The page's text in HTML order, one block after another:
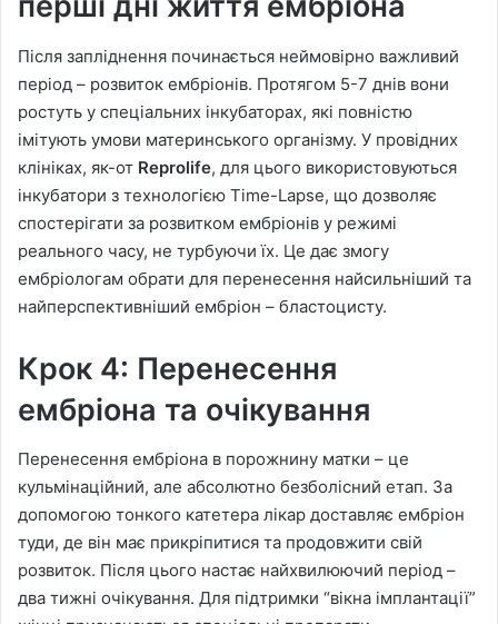
Після запліднення починається неймовірно важливий
період – розвиток ембріонів. Протягом 5-7 днів вони
ростуть у спеціальних інкубаторах, які повністю
імітують умови материнського організму. У провідних
клініках, як-от Reprolife, для цього використовуються
інкубатори з технологією Time-Lapse, що дозволяє
спостерігати за розвитком ембріонів у режимі
реального часу, не турбуючи їх. Це дає змогу
ембріологам обрати для перенесення найсильніший та
найперспективніший ембріон – бластоцисту.
Крок 4: Перенесення
ембріона та очікування
Перенесення ембріона в порожнину матки – це
кульмінаційний, але абсолютно безболісний етап. За
допомогою тонкого катетера лікар доставляє ембріон
туди, де він має прикріпитися та продовжити свій
розвиток. Після цього настає найхвилюючий період –
два тижні очікування. Для підтримки “вікна імплантації”